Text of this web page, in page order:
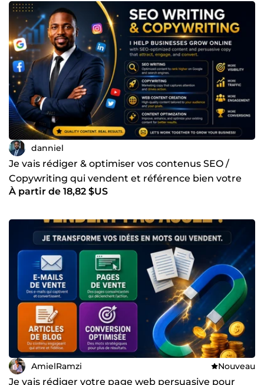
danniel
Je vais rédiger & optimiser vos contenus SEO /
Copywriting qui vendent et référence bien votre
site
À partir de 18,82 $US
AmielRamzi Nouveau
Je vais rédiger votre page web persuasive pour